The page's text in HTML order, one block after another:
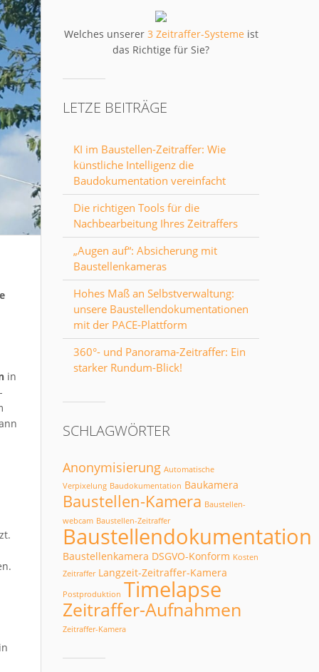
in
Welches unserer 3 Zeitraffer-Systeme ist
das Richtige für Sie?
LETZE BEITRÄGE
KI im Baustellen-Zeitraffer: Wie
künstliche Intelligenz die
Baudokumentation vereinfacht
Die richtigen Tools für die
Nachbearbeitung Ihres Zeitraffers
„Augen auf“: Absicherung mit
Baustellenkameras
Hohes Maß an Selbstverwaltung:
unsere Baustellendokumentationen
mit der PACE-Plattform
360°- und Panorama-Zeitraffer: Ein
starker Rundum-Blick!
SCHLAGWÖRTER
Anonymisierung Automatische
Verpixelung Baudokumentation Baukamera
Baustellen-Kamera Baustellen-
webcam Baustellen-Zeitraffer
Baustellendokumentation
Baustellenkamera DSGVO-Konform Kosten
Zeitraffer Langzeit-Zeitraffer-Kamera
Postproduktion Timelapse
Zeitraffer-Aufnahmen
Zeitraffer-Kamera